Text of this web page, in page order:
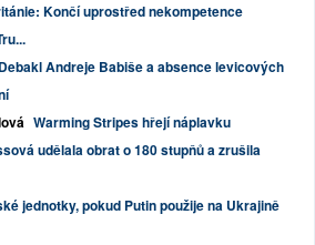
Končí uprostřed nekompetence
Debakl Andreje Babiše a absence levicových
Warming Stripes hřejí náplavku
udělala obrat o 180 stupňů a zrušila
jednotky, pokud Putin použije na Ukrajině